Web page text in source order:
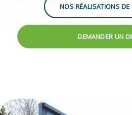
NOS RÉALISATIONS DE
DEMANDER UN